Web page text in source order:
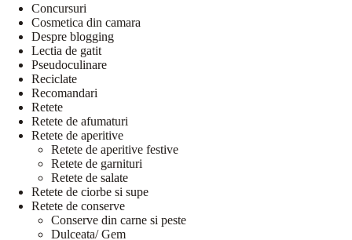
Concursuri
Cosmetica din camara
Despre blogging
Lectia de gatit
Pseudoculinare
Reciclate
Recomandari
Retete
Retete de afumaturi
Retete de aperitive
Retete de aperitive festive
Retete de garnituri
Retete de salate
Retete de ciorbe si supe
Retete de conserve
Conserve din carne si peste
Dulceata/ Gem